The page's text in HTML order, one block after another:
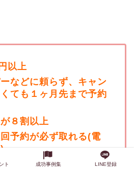
以上
などに頼らず、キャン
ても１ヶ月先まで予約
８割以上
予約が必ず取れる(電
振り回されず(ドタキャ
ト 成功事例集 LINE登録